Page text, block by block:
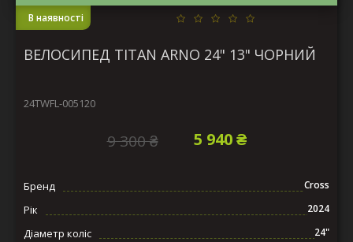
В наявності
ВЕЛОСИПЕД TITAN ARNO 24" 13" ЧОРНИЙ
24TWFL-005120
5 940 ₴
9 300 ₴
Бренд Cross
Рік 2024
Діаметр коліс 24"